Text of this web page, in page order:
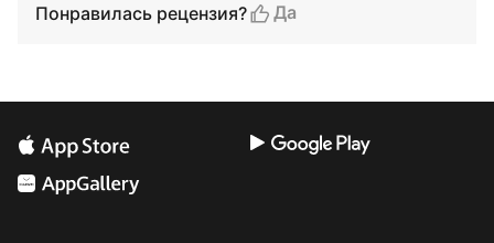
Понравилась рецензия?
Да